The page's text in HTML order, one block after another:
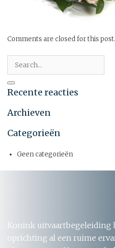
Comments are closed for this post.
Recente reacties
Archieven
Categorieën
Geen categorieën
Konink uitvaartbegeleiding
oprichting al een ruime